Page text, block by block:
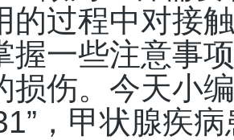
的过程中对接
握一些注意事
损伤。今天小
，甲状腺疾